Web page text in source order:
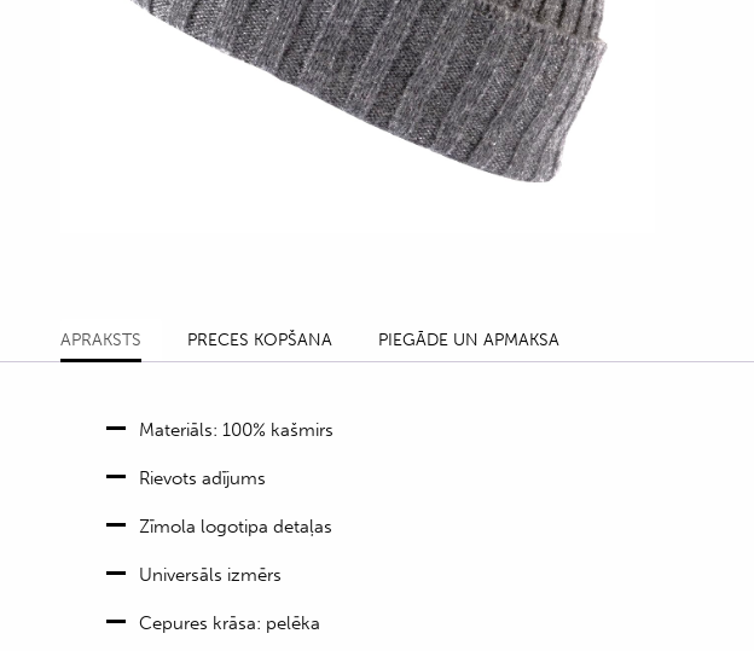
APRAKSTS PRECES KOPŠANA PIEGĀDE UN APMAKSA
Materiāls: 100% kašmirs
Rievots adījums
Zīmola logotipa detaļas
Universāls izmērs
Cepures krāsa: pelēka